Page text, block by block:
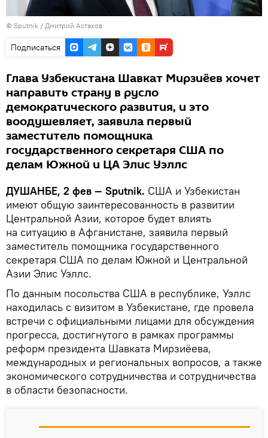
© Sputnik / Дмитрий Астахов
Подписаться
Глава Узбекистана Шавкат Мирзиёев хочет
направить страну в русло
демократического развития, и это
воодушевляет, заявила первый
заместитель помощника
государственного секретаря США по
делам Южной и ЦА Элис Уэллс
ДУШАНБЕ, 2 фев — Sputnik. США и Узбекистан
имеют общую заинтересованность в развитии
Центральной Азии, которое будет влиять
на ситуацию в Афганистане, заявила первый
заместитель помощника государственного
секретаря США по делам Южной и Центральной
Азии Элис Уэллс.
По данным посольства США в республике, Уэллс
находилась с визитом в Узбекистане, где провела
встречи с официальными лицами для обсуждения
прогресса, достигнутого в рамках программы
реформ президента Шавката Мирзиёева,
международных и региональных вопросов, а также
экономического сотрудничества и сотрудничества
в области безопасности.